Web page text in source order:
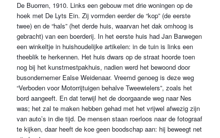
De Buorren, 1910. Links een gebouw met drie woningen op de
hoek met De Lyts Ein. Zij vormden eerder de “kop” (de eerste
twee) en de “hals” (het derde huis, waarvan het dak omhoog is
gebracht) van een boerderij. In het eerste huis had Jan Barwegen
een winkeltje in huishoudelijke artikelen: in de tuin is links een
theeblik te herkennen. Het huis dwars op de straat hoorde toen
nog bij het kunstmestpakhuis, nadien werd het bewoond door
busondernemer Ealse Weidenaar. Vreemd genoeg is deze weg
“Verboden voor Motorrijtuigen behalve Tweewielers”, zoals het
bord aangeeft. En dat terwijl het de doorgaande weg naar Nes
was; het zal te maken hebben gehad met het vrijwel afwezig zijn
van auto’s in die tijd. De mensen staan roerloos naar de fotograaf
te kijken, daar heeft de koe geen boodschap aan: hij beweegt net